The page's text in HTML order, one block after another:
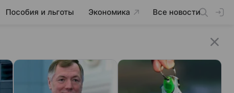
Пособия и льготы Экономика Все новости